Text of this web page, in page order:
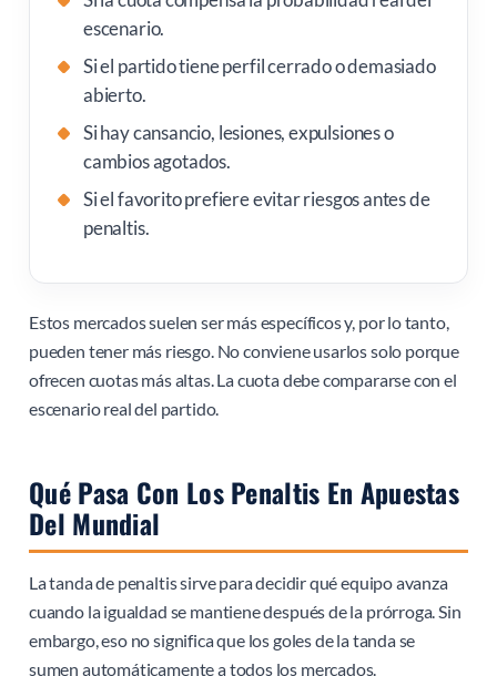
escenario.
Si el partido tiene perfil cerrado o demasiado
abierto.
Si hay cansancio, lesiones, expulsiones o
cambios agotados.
Si el favorito prefiere evitar riesgos antes de
penaltis.
Estos mercados suelen ser más específicos y, por lo tanto,
pueden tener más riesgo. No conviene usarlos solo porque
ofrecen cuotas más altas. La cuota debe compararse con el
escenario real del partido.
Qué Pasa Con Los Penaltis En Apuestas
Del Mundial
La tanda de penaltis sirve para decidir qué equipo avanza
cuando la igualdad se mantiene después de la prórroga. Sin
embargo, eso no significa que los goles de la tanda se
sumen automáticamente a todos los mercados.